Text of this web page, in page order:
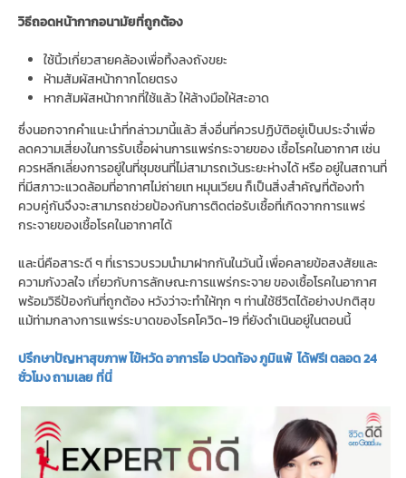
วิธีถอดหน้ากากอนามัยที่ถูกต้อง
ใช้นิ้วเกี่ยวสายคล้องเพื่อทิ้งลงถังขยะ
ห้ามสัมผัสหน้ากากโดยตรง
หากสัมผัสหน้ากากที่ใช้แล้ว ให้ล้างมือให้สะอาด
ซึ่งนอกจากคำแนะนำที่กล่าวมานี้แล้ว สิ่งอื่นที่ควรปฏิบัติอยู่เป็นประจำเพื่อ
ลดความเสี่ยงในการรับเชื้อผ่านการแพร่กระจายของ เชื้อโรคในอากาศ เช่น
ควรหลีกเลี่ยงการอยู่ในที่ชุมชนที่ไม่สามารถเว้นระยะห่างได้ หรือ อยู่ในสถานที่
ที่มีสภาวะแวดล้อมที่อากาศไม่ถ่ายเท หมุนเวียน ก็เป็นสิ่งสำคัญที่ต้องทำ
ควบคู่กันจึงจะสามารถช่วยป้องกันการติดต่อรับเชื้อที่เกิดจากการแพร่
กระจายของเชื้อโรคในอากาศได้
และนี่คือสาระดี ๆ ที่เรารวบรวมนำมาฝากกันในวันนี้ เพื่อคลายข้อสงสัยและ
ความกังวลใจ เกี่ยวกับการลักษณะการแพร่กระจาย ของเชื้อโรคในอากาศ
พร้อมวิธีป้องกันที่ถูกต้อง หวังว่าจะทำให้ทุก ๆ ท่านใช้ชีวิตได้อย่างปกติสุข
แม้ท่ามกลางการแพร่ระบาดของโรคโควิด-19 ที่ยังดำเนินอยู่ในตอนนี้
ปรึกษาปัญหาสุขภาพ ไข้หวัด อาการไอ ปวดท้อง ภูมิแพ้ ได้ฟรี! ตลอด 24
ชั่วโมง ถามเลย ที่นี่